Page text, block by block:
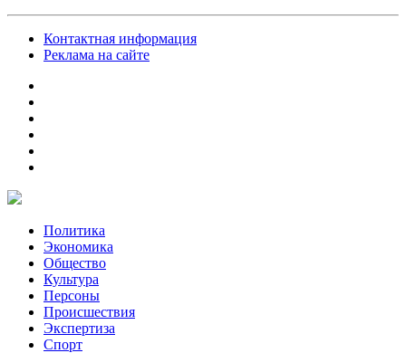
Контактная информация
Реклама на сайте
Политика
Экономика
Общество
Культура
Персоны
Происшествия
Экспертиза
Спорт